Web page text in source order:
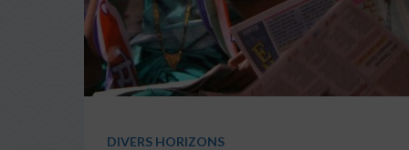
DIVERS HORIZONS